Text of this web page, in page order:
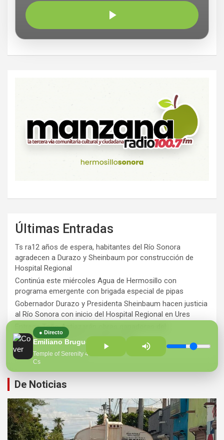
● Directo
Temple of Serenity 432
Cs
Últimas Entradas
Ts ra12 años de espera, habitantes del Río Sonora
agradecen a Durazo y Sheinbaum por construcción de
Hospital Regional
Continúa este miércoles Agua de Hermosillo con
programa emergente con brigada especial de pipas
Gobernador Durazo y Presidenta Sheinbaum hacen justicia
al Río Sonora con inicio del Hospital Regional en Ures
Entrega Toño Astiazarán obras ganadoras del
presupuesto CRECES en Montecarlo
¡Perversidad sin límites!
De Noticias